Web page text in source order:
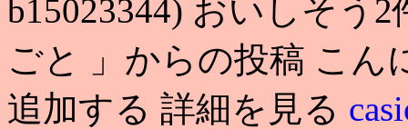
b15023344) おいしそう
ごと 」からの投稿 こん
追加する 詳細を見る